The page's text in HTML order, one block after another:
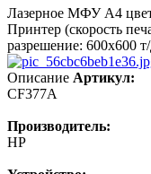
Лазерное МФУ А4
Принтер (скорость
разрешение: 600х600
Описание Артикул:
CF377A
Производитель:
HP